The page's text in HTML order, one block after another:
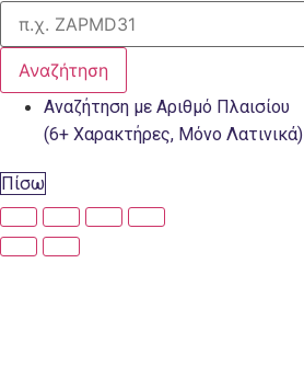
Αναζήτηση
Αναζήτηση με Αριθμό Πλαισίου
(6+ Χαρακτήρες, Μόνο Λατινικά)
Πίσω